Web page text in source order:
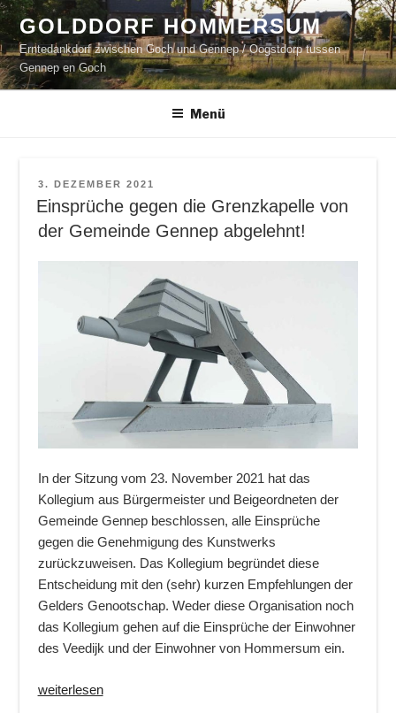
Zum
Inhalt
springen
GOLDDORF HOMMERSUM
Erntedankdorf zwischen Goch und Gennep / Oogstdorp tussen
Gennep en Goch
Menü
VERÖFFENTLICHT
AM
3. DEZEMBER 2021
Einsprüche gegen die Grenzkapelle von
der Gemeinde Gennep abgelehnt!
In der Sitzung vom 23. November 2021 hat das
Kollegium aus Bürgermeister und Beigeordneten der
Gemeinde Gennep beschlossen, alle Einsprüche
gegen die Genehmigung des Kunstwerks
zurückzuweisen. Das Kollegium begründet diese
Entscheidung mit den (sehr) kurzen Empfehlungen der
Gelders Genootschap. Weder diese Organisation noch
das Kollegium gehen auf die Einsprüche der Einwohner
des Veedijk und der Einwohner von Hommersum ein.
„Einsprüche
weiterlesen